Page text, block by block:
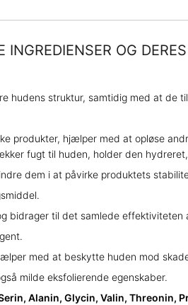
OG
hudens struktur, samtidig med at de
produkter, hjælper med at opløse
fugt til huden, holder den
dem i at påvirke produktets
bidrager til det samlede effektiviteten
med at beskytte huden mod
milde eksfolierende egenskaber.
Alanin, Glycin, Valin, Threonin,